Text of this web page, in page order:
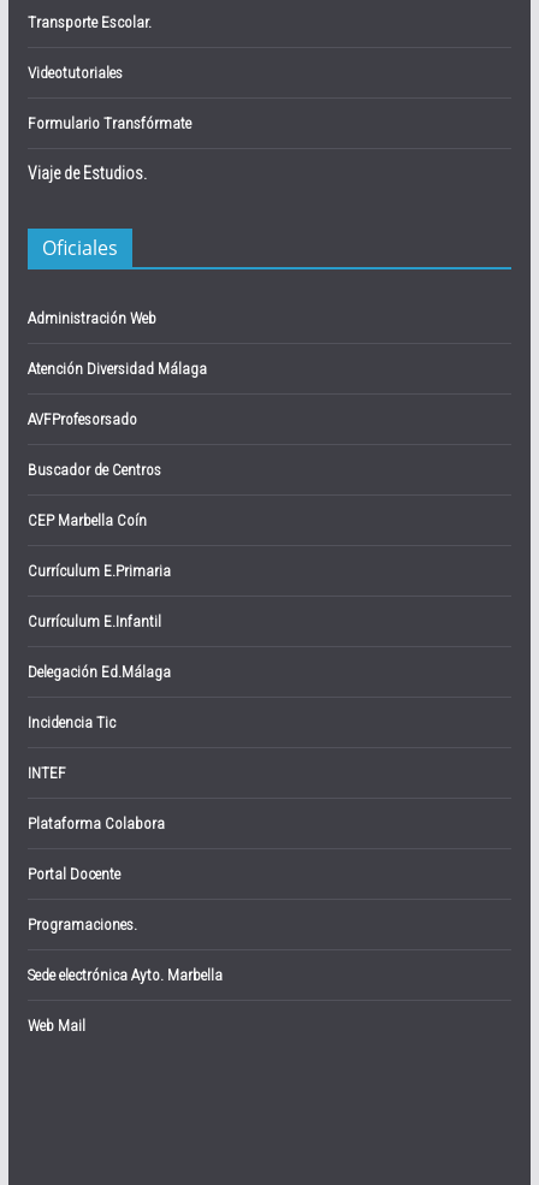
Transporte Escolar.
Videotutoriales
Formulario Transfórmate
Viaje de Estudios.
Oficiales
Administración Web
Atención Diversidad Málaga
AVFProfesorsado
Buscador de Centros
CEP Marbella Coín
Currículum E.Primaria
Currículum E.Infantil
Delegación Ed.Málaga
Incidencia Tic
INTEF
Plataforma Colabora
Portal Docente
Programaciones.
Sede electrónica Ayto. Marbella
Web Mail